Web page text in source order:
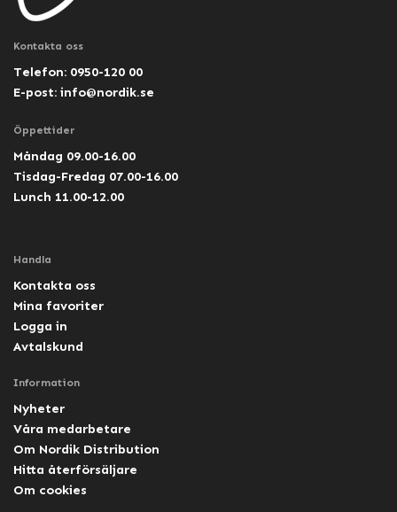
Kontakta oss
Telefon: 0950-120 00
E-post: info@nordik.se
Öppettider
Måndag 09.00-16.00
Tisdag-Fredag 07.00-16.00
Lunch 11.00-12.00
Handla
Kontakta oss
Mina favoriter
Logga in
Avtalskund
Information
Nyheter
Våra medarbetare
Om Nordik Distribution
Hitta återförsäljare
Om cookies